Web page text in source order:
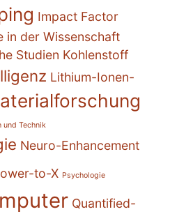
Impact Factor
in der Wissenschaft
Studien Kohlenstoff
Lithium-Ionen-
und Technik
Neuro-Enhancement
to-X Psychologie
Quantified-